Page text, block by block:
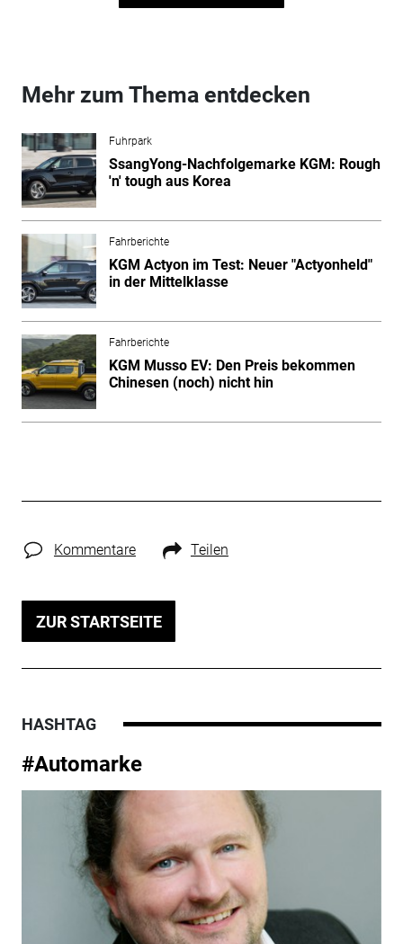
Mehr zum Thema entdecken
Fuhrpark
SsangYong-Nachfolgemarke KGM: Rough
'n' tough aus Korea
Fahrberichte
KGM Actyon im Test: Neuer "Actyonheld"
in der Mittelklasse
Fahrberichte
KGM Musso EV: Den Preis bekommen
Chinesen (noch) nicht hin
Kommentare Teilen
ZUR STARTSEITE
HASHTAG
#Automarke